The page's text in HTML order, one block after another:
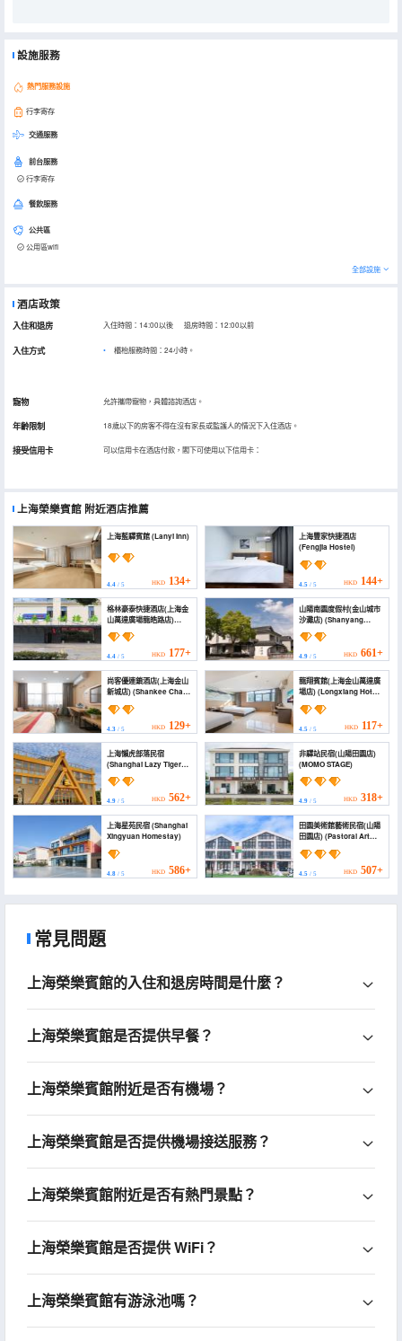
設施服務
熱門服務設施
行李寄存
交通服務
前台服務
行李寄存
餐飲服務
公共區
公用區wifi
全部設施
酒店政策
入住和退房 入住時間：14:00以後 退房時間：12:00以前
入住方式 櫃枱服務時間：24小時。
寵物 允許攜帶寵物，具體諮詢酒店。
年齡限制 18歲以下的房客不得在沒有家長或監護人的情況下入住酒店。
接受信用卡 可以信用卡在酒店付款，閣下可使用以下信用卡：
上海榮樂賓館 附近酒店推薦
上海藍驛賓館 (Lanyi Inn)
4.4 / 5 HKD 134+
上海豐家快捷酒店
(Fengjia Hostel)
4.5/ 5 HKD 144+
格林豪泰快捷酒店(上海金
山萬達廣場龍皓路店)
(GreenTree Inn Express
(Shanghai Jinshan
Wanda Plaza Longhao
Road))
4.4 / 5 HKD 177+
山陽南園度假村(金山城市
沙灘店) (Shanyang
Nanyuan Resort
(Jinshan City Beach))
4.9/ 5 HKD 661+
尚客優連鎖酒店(上海金山
新城店) (Shankee Chain
Hotel (Shanghai
Jinshan New Town))
4.3 / 5 HKD 129+
龍翔賓館(上海金山萬達廣
場店) (Longxiang Hotel
(Shanghai Jinshan
Wanda Plaza))
4.5/ 5 HKD 117+
上海懶虎部落民宿
(Shanghai Lazy Tiger
Tribe B&B)
4.9 / 5 HKD 562+
非驛站民宿(山陽田園店)
(MOMO STAGE)
4.9/ 5 HKD 318+
上海星苑民宿 (Shanghai
Xingyuan Homestay)
4.8 / 5 HKD 586+
田園美術館藝術民宿(山陽
田園店) (Pastoral Art
4.5/ 5 HKD 507+
常見問題
上海榮樂賓館的入住和退房時間是什麼？
上海榮樂賓館是否提供早餐？
上海榮樂賓館附近是否有機場？
上海榮樂賓館是否提供機場接送服務？
上海榮樂賓館附近是否有熱門景點？
上海榮樂賓館是否提供 WiFi？
上海榮樂賓館有游泳池嗎？